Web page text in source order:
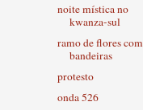
noite mística no
kwanza-sul
ramo de flores com
bandeiras
protesto
onda 526